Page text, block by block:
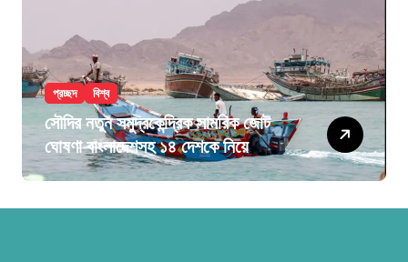
প্রচ্ছদ বিশ্ব
সৌদির নতুন সমুদ্রকেন্দ্রিক সামরিক জোট
ঘোষণা বাংলাদেশসহ ১৪ দেশকে নিয়ে